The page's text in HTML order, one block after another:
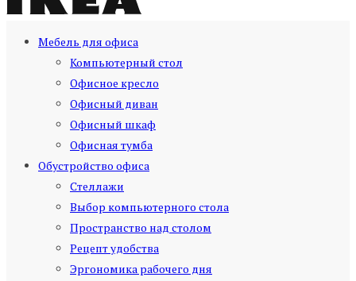
Мебель для офиса
Компьютерный стол
Офисное кресло
Офисный диван
Офисный шкаф
Офисная тумба
Обустройство офиса
Стеллажи
Выбор компьютерного стола
Пространство над столом
Рецепт удобства
Эргономика рабочего дня